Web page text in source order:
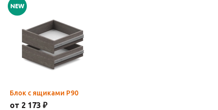
Блок с ящиками Р90
от 2 173 ₽